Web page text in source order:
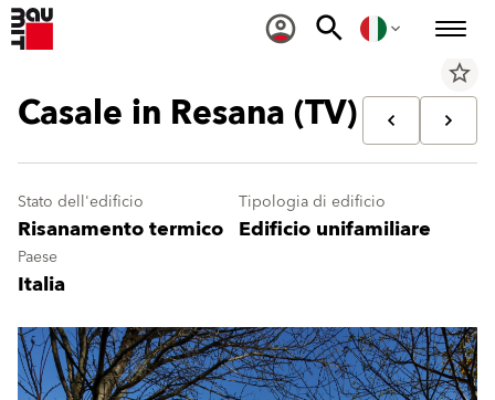
star_border
Casale in Resana (TV)
Stato dell'edificio
Risanamento termico
Tipologia di edificio
Edificio unifamiliare
Paese
Italia